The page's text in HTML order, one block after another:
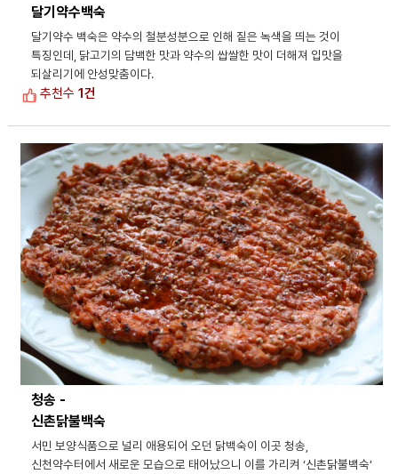
달기약수백숙
달기약수 백숙은 약수의 철분성분으로 인해 짙은 녹색을 띄는 것이
특징인데, 닭고기의 담백한 맛과 약수의 쌉쌀한 맛이 더해져 입맛을
되살리기에 안성맞춤이다.
추천수1건
청송 -
신촌닭불백숙
서민 보양식품으로 널리 애용되어 오던 닭백숙이 이곳 청송,
신천약수터에서 새로운 모습으로 태어났으니 이를 가리켜 ‘신촌닭불백숙’